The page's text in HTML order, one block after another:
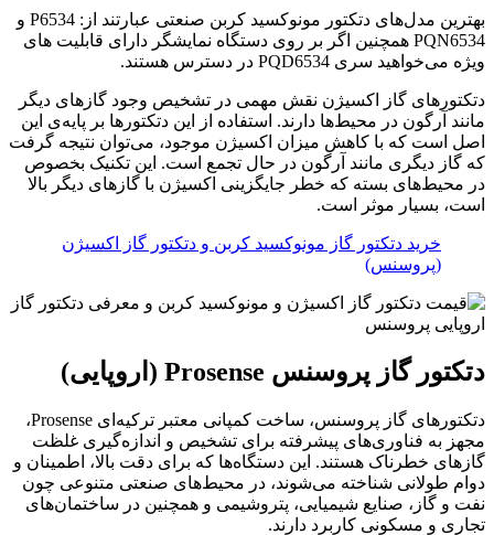
بهترین مدل‌های دتکتور مونوکسید کربن صنعتی عبارتند از: P6534 و
PQN6534 همچنین اگر بر روی دستگاه نمایشگر دارای قابلیت های
ویژه می‌خواهید سری PQD6534 در دسترس هستند.
دتکتورهای گاز اکسیژن نقش مهمی در تشخیص وجود گازهای دیگر
مانند آرگون در محیط‌ها دارند. استفاده از این دتکتورها بر پایه‌ی این
اصل است که با کاهش میزان اکسیژن موجود، می‌توان نتیجه گرفت
که گاز دیگری مانند آرگون در حال تجمع است. این تکنیک بخصوص
در محیط‌های بسته که خطر جایگزینی اکسیژن با گازهای دیگر بالا
است، بسیار موثر است.
خرید دتکتور گاز مونوکسید کربن و دتکتور گاز اکسیژن
(پروسنس)
دتکتور گاز پروسنس Prosense (اروپایی)
دتکتورهای گاز پروسنس، ساخت کمپانی معتبر ترکیه‌ای Prosense،
مجهز به فناوری‌های پیشرفته برای تشخیص و اندازه‌گیری غلظت
گازهای خطرناک هستند. این دستگاه‌ها که برای دقت بالا، اطمینان و
دوام طولانی شناخته می‌شوند، در محیط‌های صنعتی متنوعی چون
نفت و گاز، صنایع شیمیایی، پتروشیمی و همچنین در ساختمان‌های
تجاری و مسکونی کاربرد دارند.